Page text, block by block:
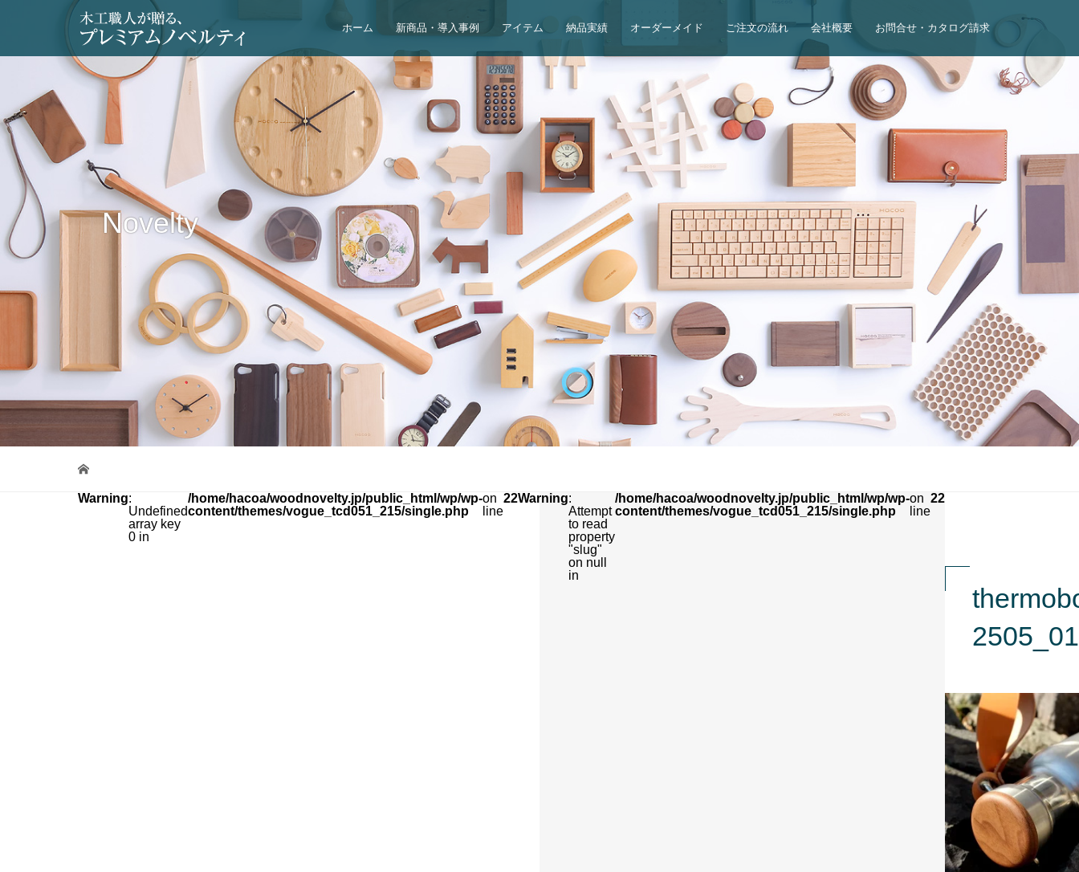
ホーム 新商品・導入事例 アイテム 納品実績 オーダーメイド ご注文の流れ 会社概要 お問合せ・カタログ請求
Novelty
Warning:
Undefined
array key
0 in
/home/hacoa/woodnovelty.jp/public_html/wp/wp-
content/themes/vogue_tcd051_215/single.php
on
line
22Warning:
Attempt
to read
property
"slug"
on null
in
/home/hacoa/woodnovelty.jp/public_html/wp/wp-
content/themes/vogue_tcd051_215/single.php
on
line
22
2505_01